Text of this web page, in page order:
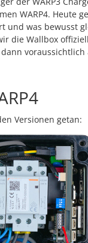
WARP4. Heute
und was bewusst
die Wallbox
voraussichtlich
Versionen getan: